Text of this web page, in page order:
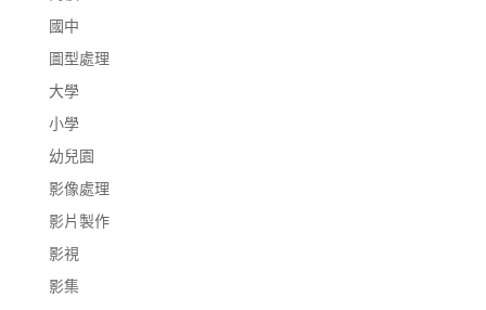
國中
圖型處理
大學
小學
幼兒園
影像處理
影片製作
影視
影集